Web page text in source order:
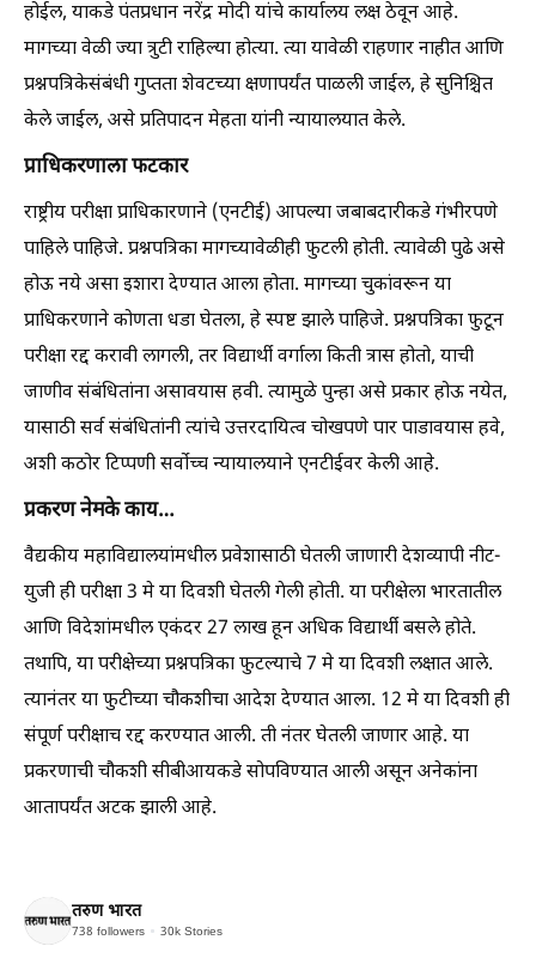
होईल, याकडे पंतप्रधान नरेंद्र मोदी यांचे कार्यालय लक्ष ठेवून आहे.
मागच्या वेळी ज्या त्रुटी राहिल्या होत्या. त्या यावेळी राहणार नाहीत आणि
प्रश्नपत्रिकेसंबंधी गुप्तता शेवटच्या क्षणापर्यंत पाळली जाईल, हे सुनिश्चित
केले जाईल, असे प्रतिपादन मेहता यांनी न्यायालयात केले.
प्राधिकरणाला फटकार
राष्ट्रीय परीक्षा प्राधिकारणाने (एनटीई) आपल्या जबाबदारीकडे गंभीरपणे
पाहिले पाहिजे. प्रश्नपत्रिका मागच्यावेळीही फुटली होती. त्यावेळी पुढे असे
होऊ नये असा इशारा देण्यात आला होता. मागच्या चुकांवरून या
प्राधिकरणाने कोणता धडा घेतला, हे स्पष्ट झाले पाहिजे. प्रश्नपत्रिका फुटून
परीक्षा रद्द करावी लागली, तर विद्यार्थी वर्गाला किती त्रास होतो, याची
जाणीव संबंधितांना असावयास हवी. त्यामुळे पुन्हा असे प्रकार होऊ नयेत,
यासाठी सर्व संबंधितांनी त्यांचे उत्तरदायित्व चोखपणे पार पाडावयास हवे,
अशी कठोर टिप्पणी सर्वोच्च न्यायालयाने एनटीईवर केली आहे.
प्रकरण नेमके काय…
वैद्यकीय महाविद्यालयांमधील प्रवेशासाठी घेतली जाणारी देशव्यापी नीट-
युजी ही परीक्षा 3 मे या दिवशी घेतली गेली होती. या परीक्षेला भारतातील
आणि विदेशांमधील एकंदर 27 लाख हून अधिक विद्यार्थी बसले होते.
तथापि, या परीक्षेच्या प्रश्नपत्रिका फुटल्याचे 7 मे या दिवशी लक्षात आले.
त्यानंतर या फुटीच्या चौकशीचा आदेश देण्यात आला. 12 मे या दिवशी ही
संपूर्ण परीक्षाच रद्द करण्यात आली. ती नंतर घेतली जाणार आहे. या
प्रकरणाची चौकशी सीबीआयकडे सोपविण्यात आली असून अनेकांना
आतापर्यंत अटक झाली आहे.
तरुण भारत
738 followers 30k Stories